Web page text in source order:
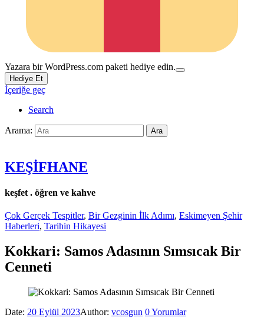
Yazara bir WordPress.com paketi hediye edin.
Hediye Et
İçeriğe geç
Search
Arama: Ara
KEŞİFHANE
keşfet . öğren ve kahve
Çok Gerçek Tespitler, Bir Gezginin İlk Adımı, Eskimeyen Şehir
Haberleri, Tarihin Hikayesi
Kokkari: Samos Adasının Sımsıcak Bir
Cenneti
Date: 20 Eylül 2023Author: vcosgun 0Yorumlar